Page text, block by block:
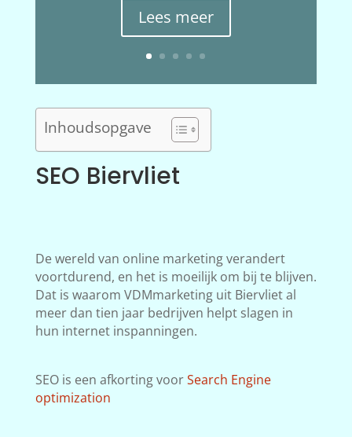
Lees meer
Inhoudsopgave
SEO Biervliet
De wereld van online marketing verandert
voortdurend, en het is moeilijk om bij te blijven.
Dat is waarom VDMmarketing uit Biervliet al
meer dan tien jaar bedrijven helpt slagen in
hun internet inspanningen.
SEO is een afkorting voorSearch Engine
optimization